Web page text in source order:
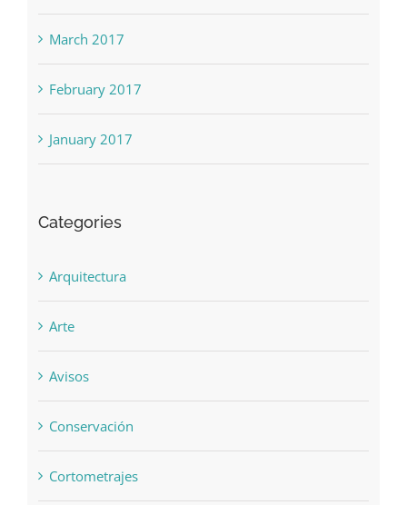
March 2017
February 2017
January 2017
Categories
Arquitectura
Arte
Avisos
Conservación
Cortometrajes